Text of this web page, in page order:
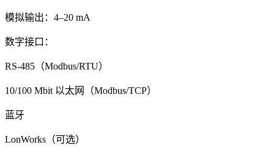
模拟输出：4–20 mA
数字接口：
RS-485（Modbus/RTU）
10/100 Mbit 以太网（Modbus/TCP）
蓝牙
LonWorks（可选）